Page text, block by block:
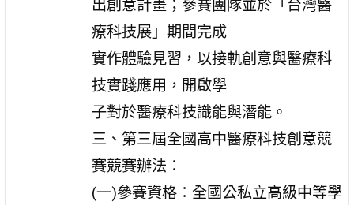
出創意計畫；參賽團隊並於「台灣醫
療科技展」期間完成
實作體驗見習，以接軌創意與醫療科
技實踐應用，開啟學
子對於醫療科技識能與潛能。
三、第三屆全國高中醫療科技創意競
賽競賽辦法：
(一)參賽資格：全國公私立高級中等學